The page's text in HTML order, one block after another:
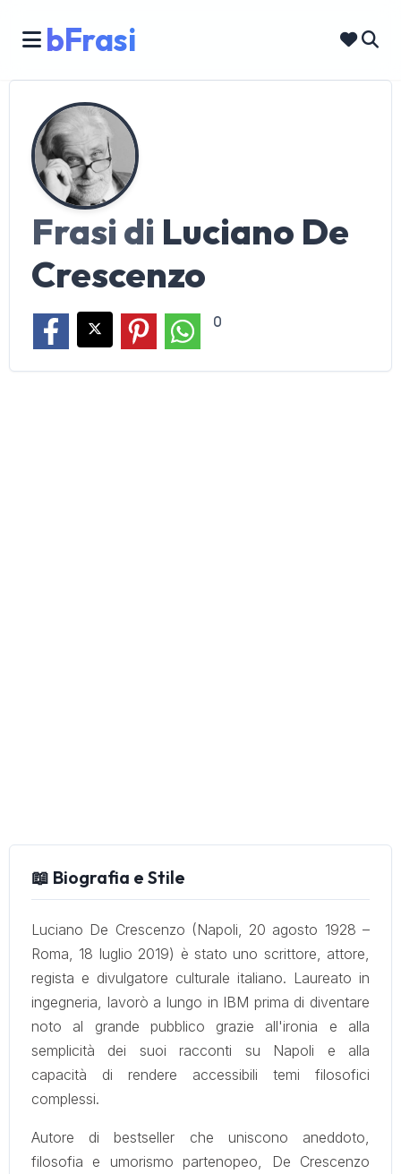
bFrasi
Frasi di Luciano De
Crescenzo
0
📖 Biografia e Stile
Luciano De Crescenzo (Napoli, 20 agosto 1928 –
Roma, 18 luglio 2019) è stato uno scrittore, attore,
regista e divulgatore culturale italiano. Laureato in
ingegneria, lavorò a lungo in IBM prima di diventare
noto al grande pubblico grazie all'ironia e alla
semplicità dei suoi racconti su Napoli e alla
capacità di rendere accessibili temi filosofici
complessi.
Autore di bestseller che uniscono aneddoto,
filosofia e umorismo partenopeo, De Crescenzo